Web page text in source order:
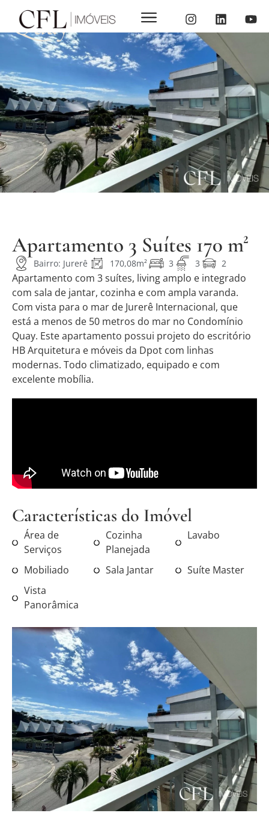
Quay
Apartamento 3 Suítes 170 m²
Bairro: Jurerê 170,08m² 3 3 2
Apartamento com 3 suítes, living amplo e integrado
com sala de jantar, cozinha e com ampla varanda.
Com vista para o mar de Jurerê Internacional, que
está a menos de 50 metros do mar no Condomínio
Quay. Este apartamento possui projeto do escritório
HB Arquitetura e móveis da Dpot com linhas
modernas. Todo climatizado, equipado e com
excelente mobília.
Características do Imóvel
Área de
Serviços
Cozinha
Planejada
Lavabo
Mobiliado Sala Jantar
Suíte Master
Vista
Panorâmica